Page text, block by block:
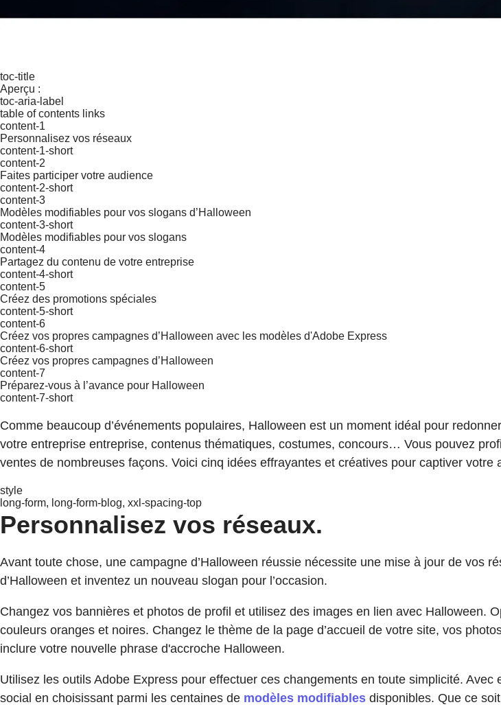
toc-title
Aperçu :
toc-aria-label
table of contents links
content-1
Personnalisez vos réseaux
content-1-short
content-2
Faites participer votre audience
content-2-short
content-3
Modèles modifiables pour vos slogans d’Halloween
content-3-short
Modèles modifiables pour vos slogans
content-4
Partagez du contenu de votre entreprise
content-4-short
content-5
Créez des promotions spéciales
content-5-short
content-6
Créez vos propres campagnes d’Halloween avec les modèles d'Adobe Express
content-6-short
Créez vos propres campagnes d’Halloween
content-7
Préparez-vous à l’avance pour Halloween
content-7-short
Comme beaucoup d’événements populaires, Halloween est un moment idéal pour
votre entreprise entreprise, contenus thématiques, costumes, concours… Vous pouvez
ventes de nombreuses façons. Voici cinq idées effrayantes et créatives pour captiver
style
long-form, long-form-blog, xxl-spacing-top
Personnalisez vos réseaux.
Avant toute chose, une campagne d’Halloween réussie nécessite une mise à jour de vos
d’Halloween et inventez un nouveau slogan pour l’occasion.
Changez vos bannières et photos de profil et utilisez des images en lien avec Halloween.
couleurs oranges et noires. Changez le thème de la page d’accueil de votre site, vos
inclure votre nouvelle phrase d'accroche Halloween.
Utilisez les outils Adobe Express pour effectuer ces changements en toute simplicité.
social en choisissant parmi les centaines de modèles modifiables disponibles. Que ce